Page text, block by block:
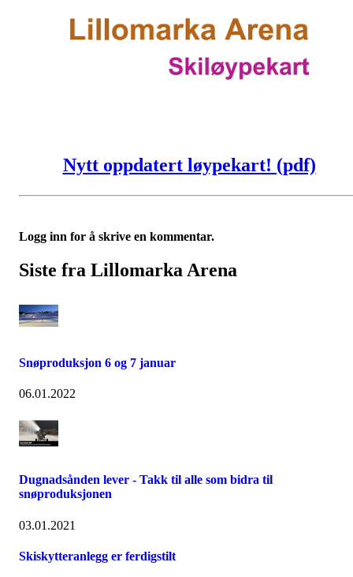
Nytt oppdatert løypekart! (pdf)
Logg inn for å skrive en kommentar.
Siste fra Lillomarka Arena
Snøproduksjon 6 og 7 januar
06.01.2022
Dugnadsånden lever - Takk til alle som bidra til
snøproduksjonen
03.01.2021
Skiskytteranlegg er ferdigstilt